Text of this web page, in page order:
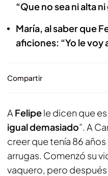
“Que no sea ni alta
María, al saber que
aficiones: “Yo le voy
Compartir
A Felipele dicen que es
igual demasiado”. A
creer que tenía 86
arrugas. Comenzó su
vaquero, pero después